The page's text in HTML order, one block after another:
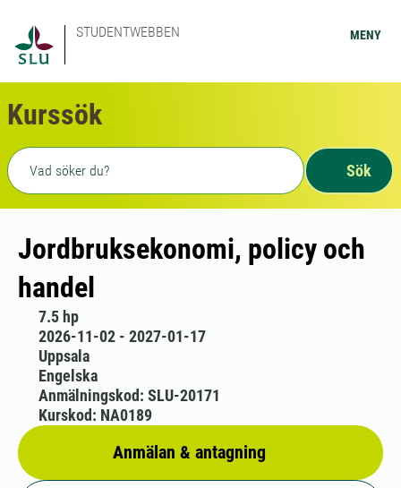
STUDENTWEBBEN MENY
Kurssök
Fritext sökning
Sök
Jordbruksekonomi, policy och
handel
7.5 hp
2026-11-02 - 2027-01-17
Uppsala
Engelska
Anmälan & antagning
Anmälningskod: SLU-20171
Kurskod: NA0189